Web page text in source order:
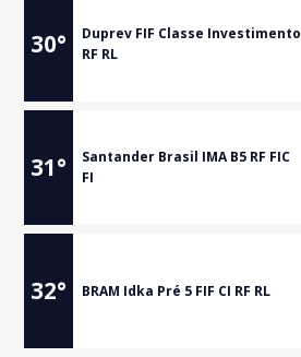
30°
Duprev FIF Classe Investimento
RF RL
31°
Santander Brasil IMA B5 RF FIC
FI
32° BRAM Idka Pré 5 FIF CI RF RL